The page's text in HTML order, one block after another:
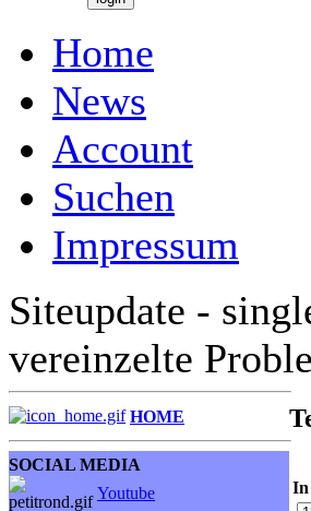
Home
News
Account
Suchen
Impressum
Siteupdate -
vereinzelte
HOME
SOCIAL MEDIA
Youtube
In